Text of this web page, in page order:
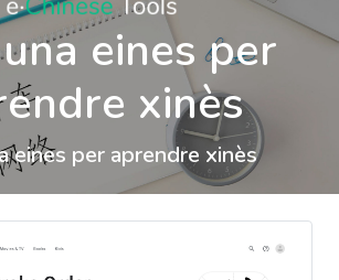
eines per
xinès
eines per aprendre xinès